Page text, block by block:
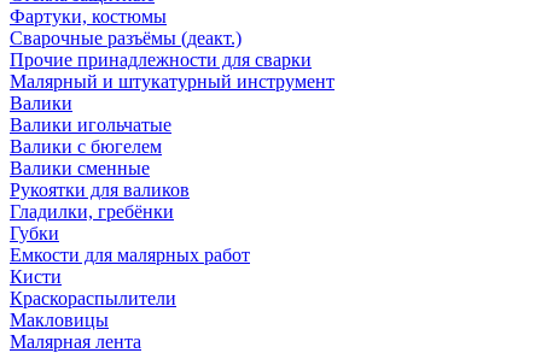
Фартуки, костюмы
Сварочные разъёмы (деакт.)
Прочие принадлежности для сварки
Малярный и штукатурный инструмент
Валики
Валики игольчатые
Валики с бюгелем
Валики сменные
Рукоятки для валиков
Гладилки, гребёнки
Губки
Емкости для малярных работ
Кисти
Краскораспылители
Макловицы
Малярная лента